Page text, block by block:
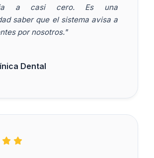
a casi cero. Es una
saber que el sistema avisa a
por nosotros."
Dental